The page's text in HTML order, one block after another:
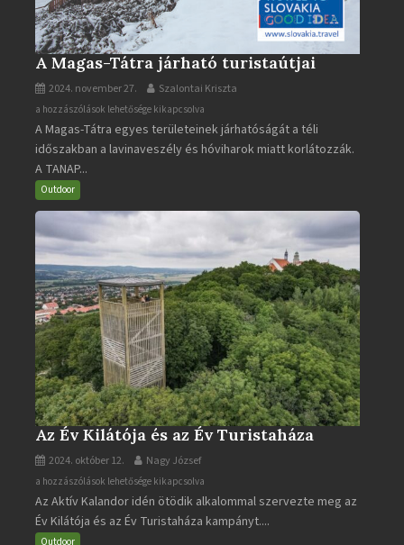
A Magas-Tátra járható turistaútjai
2024. november 27. Szalontai Kriszta
A
Magas-
Tátra
járható
turistaútjai
a hozzászólások lehetősége kikapcsolva
A Magas-Tátra egyes területeinek járhatóságát a téli
időszakban a lavinaveszély és hóviharok miatt korlátozzák.
A TANAP...
Outdoor
Az Év Kilátója és az Év Turistaháza
2024. október 12. Nagy József
Az
Év
Kilátója
és
a hozzászólások lehetősége kikapcsolva
Az Aktív Kalandor idén ötödik alkalommal szervezte meg az
Év Kilátója és az Év Turistaháza kampányt....
Outdoor